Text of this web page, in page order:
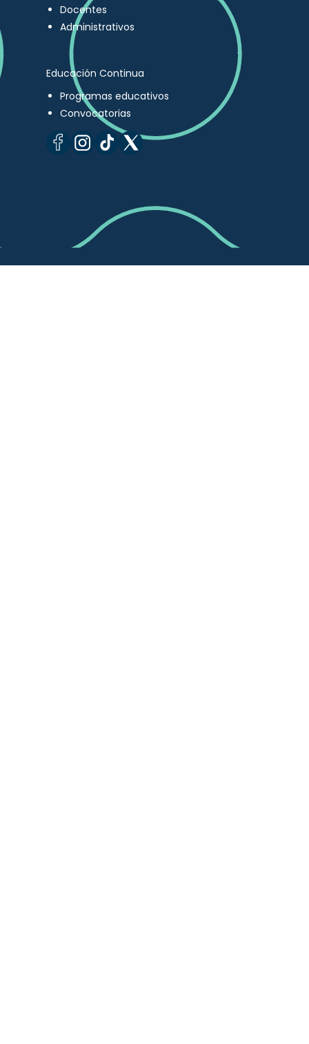
Docentes
Administrativos
Educación Continua
Programas educativos
Convocatorias